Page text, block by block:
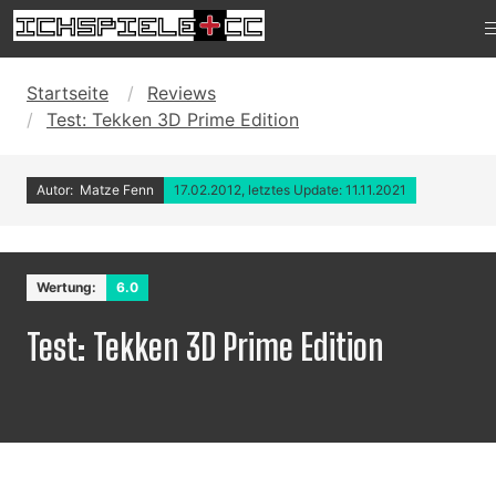
Startseite
Reviews
Test: Tekken 3D Prime Edition
Autor: Matze Fenn 17.02.2012, letztes Update: 11.11.2021
Wertung: 6.0
Test: Tekken 3D Prime Edition